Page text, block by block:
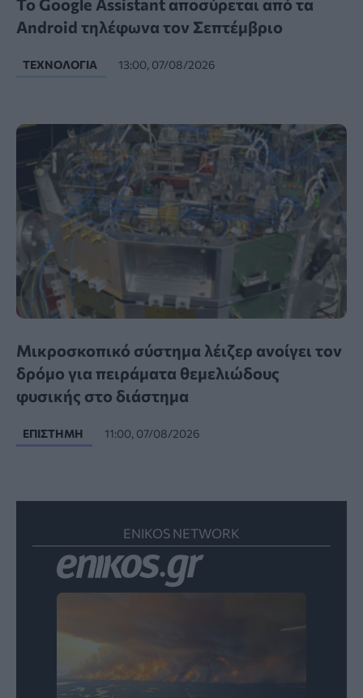
Το Google Assistant αποσύρεται από τα
Android τηλέφωνα τον Σεπτέμβριο
ΤΕΧΝΟΛΟΓΊΑ 13:00, 07/08/2026
Μικροσκοπικό σύστημα λέιζερ ανοίγει τον
δρόμο για πειράματα θεμελιώδους
φυσικής στο διάστημα
ΕΠΙΣΤΉΜΗ 11:00, 07/08/2026
ENIKOS NETWORK